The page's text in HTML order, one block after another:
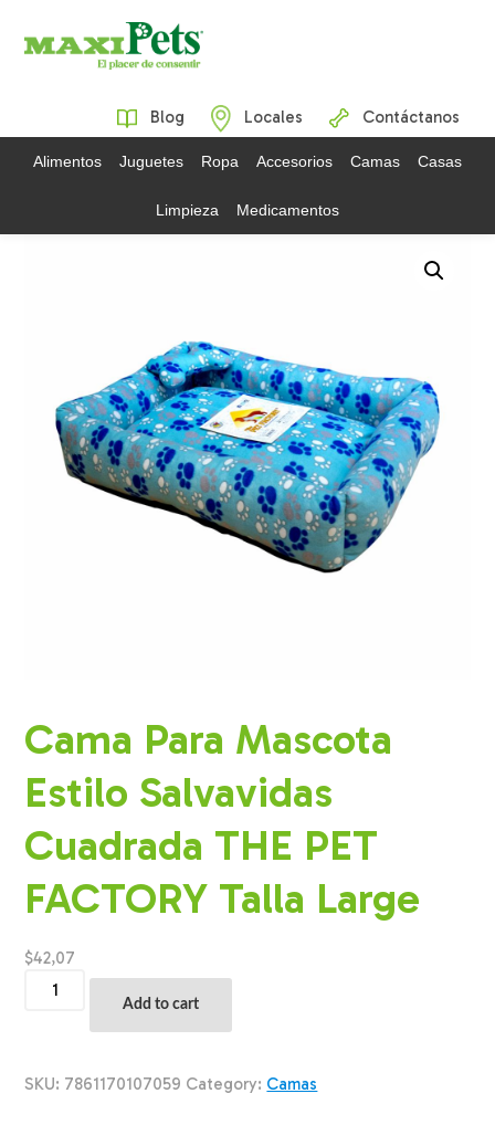
Blog Locales Contáctanos
Alimentos Juguetes Ropa Accesorios Camas Casas
Limpieza Medicamentos
Cama Para Mascota
Estilo Salvavidas
Cuadrada THE PET
FACTORY Talla Large
$42,07
Para
Cuadrada
Add to cart
SKU: 7861170107059 Category: Camas